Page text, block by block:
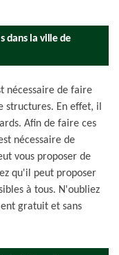
dans la ville de
nécessaire de faire
structures. En effet, il
Afin de faire ces
nécessaire de
vous proposer de
qu'il peut proposer
à tous. N'oubliez
gratuit et sans